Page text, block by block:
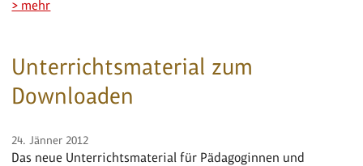
> mehr
Unterrichtsmaterial zum
Downloaden
24. Jänner 2012
Das neue Unterrichtsmaterial für Pädagoginnen und